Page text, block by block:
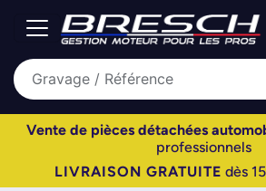
Vente de pièces détachées
professionnels
LIVRAISON GRATUITE dès